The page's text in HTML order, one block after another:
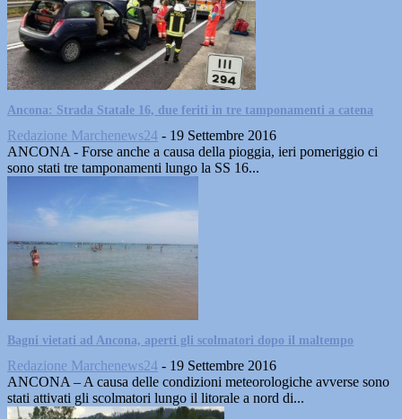
Ancona: Strada Statale 16, due feriti in tre tamponamenti a catena
Redazione Marchenews24 - 19 Settembre 2016
ANCONA - Forse anche a causa della pioggia, ieri pomeriggio ci
sono stati tre tamponamenti lungo la SS 16...
Bagni vietati ad Ancona, aperti gli scolmatori dopo il maltempo
Redazione Marchenews24 - 19 Settembre 2016
ANCONA – A causa delle condizioni meteorologiche avverse sono
stati attivati gli scolmatori lungo il litorale a nord di...